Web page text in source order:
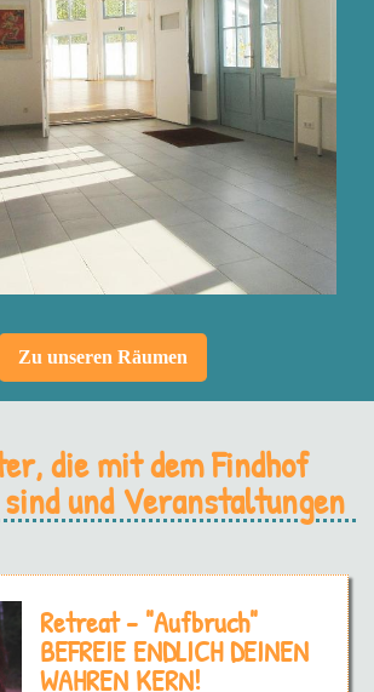
Zu unseren Räumen
die mit dem Findhof
und Veranstaltungen
Retreat - "Aufbruch"
BEFREIE ENDLICH DEINEN
WAHREN KERN!